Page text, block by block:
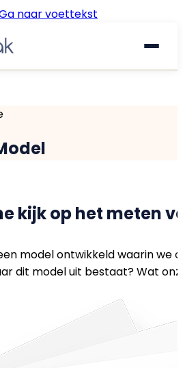
naar voettekst
quickscan
kijk op het meten
model ontwikkeld waarin we
dit model uit bestaat? Wat